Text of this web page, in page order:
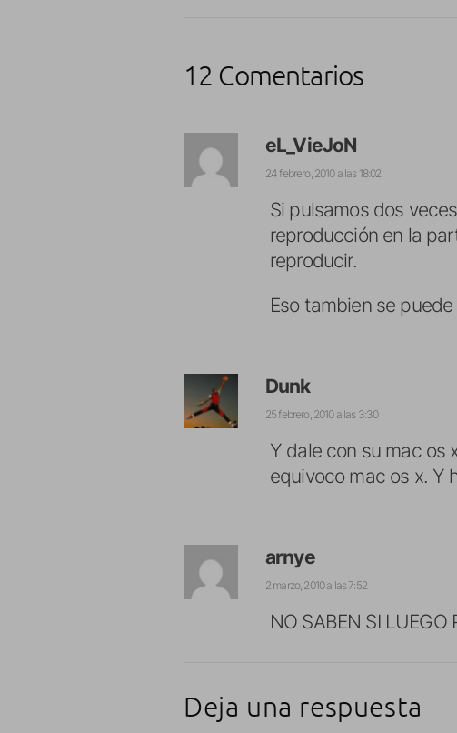
12 Comentarios
eL_VieJoN
24 febrero, 2010 a las 18:02
Si pulsamos dos
reproducción en la
reproducir.
Eso tambien se
Dunk
25 febrero, 2010 a las 3:30
Y dale con su mac os
equivoco mac os x. Y
arnye
2 marzo, 2010 a las 7:52
NO SABEN SI LUEGO
Deja una respuesta